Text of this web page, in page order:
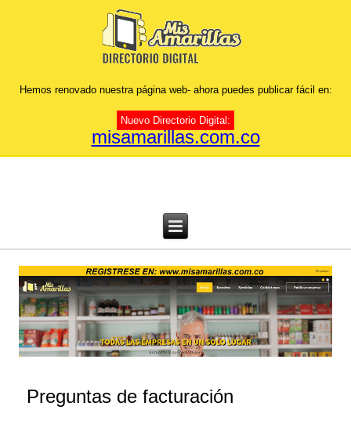
Hemos renovado nuestra página web- ahora puedes publicar fácil en:
Nuevo Directorio Digital:
misamarillas.com.co
Preguntas de facturación